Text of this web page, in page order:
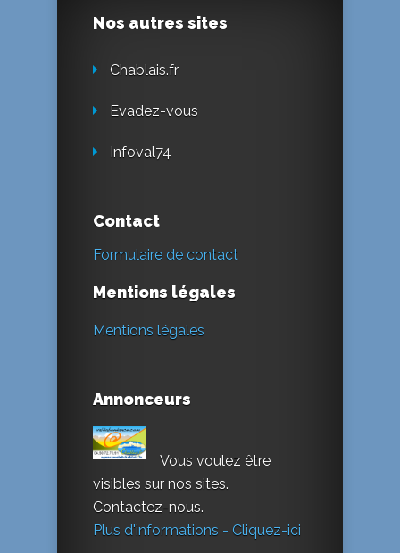
Nos autres sites
Chablais.fr
Evadez-vous
Infoval74
Contact
Formulaire de contact
Mentions légales
Mentions légales
Annonceurs
Vous voulez être
visibles sur nos sites.
Contactez-nous.
Plus d'informations - Cliquez-ici